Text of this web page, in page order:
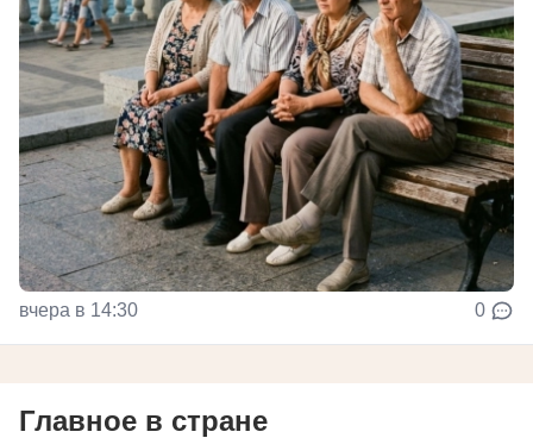
вчера в 14:30 0
Главное в стране